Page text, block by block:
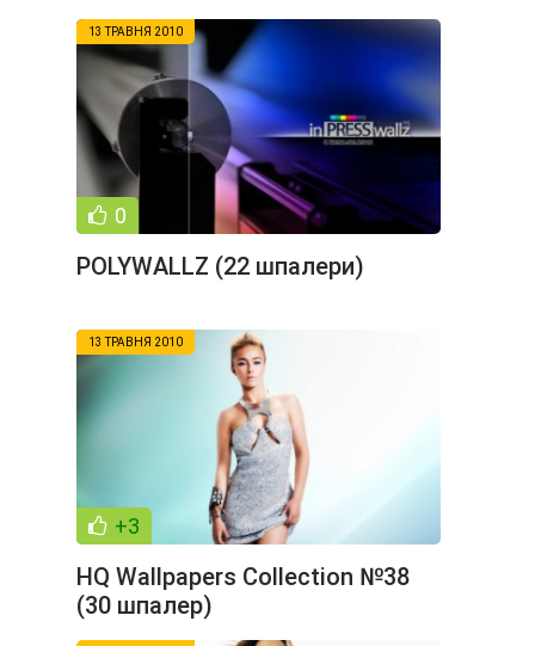
13 ТРАВНЯ 2010
0
POLYWALLZ (22 шпалери)
13 ТРАВНЯ 2010
+3
HQ Wallpapers Collection №38
(30 шпалер)